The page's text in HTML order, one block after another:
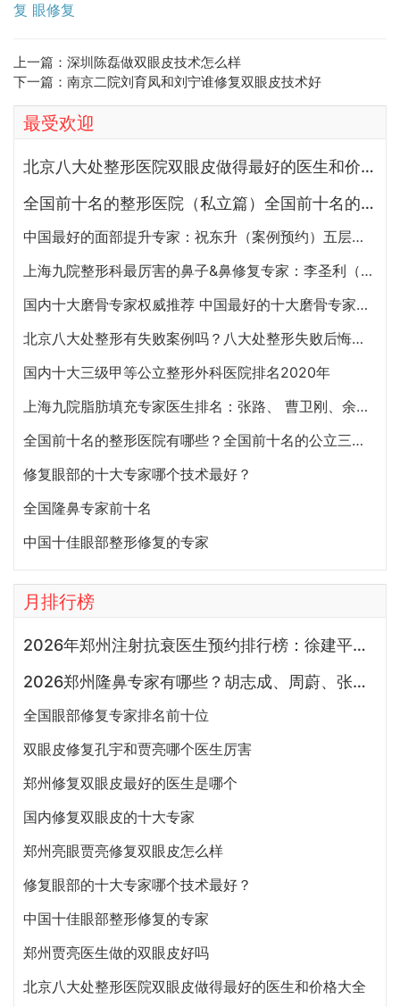
复 眼修复
上一篇： 深圳陈磊做双眼皮技术怎么样
下一篇： 南京二院刘育凤和刘宁谁修复双眼皮技术好
最受欢迎
北京八大处整形医院双眼皮做得最好的医生和价格大全
全国前十名的整形医院（私立篇）全国前十名的私立整形医院排名大全
中国最好的面部提升专家：祝东升（案例预约）五层面部提升怎么样？
上海九院整形科最厉害的鼻子&鼻修复专家：李圣利（简介、案例、预约）
国内十大磨骨专家权威推荐 中国最好的十大磨骨专家排名
北京八大处整形有失败案例吗？八大处整形失败后悔怎么办？怎么投诉？
国内十大三级甲等公立整形外科医院排名2020年
上海九院脂肪填充专家医生排名：张路、 曹卫刚、余力（简介、案例、预约）
全国前十名的整形医院有哪些？全国前十名的公立三甲整形医院排名大全
修复眼部的十大专家哪个技术最好？
全国隆鼻专家前十名
中国十佳眼部整形修复的专家
月排行榜
2026年郑州注射抗衰医生预约排行榜：徐建平、张歌、赵永华、张婉霞、王妍芝、唐喜、李娟、朱怡梦哪个好？
2026郑州隆鼻专家有哪些？胡志成、周蔚、张海洋、王启立、张鹏、李冰谁做鼻子更好？
全国眼部修复专家排名前十位
双眼皮修复孔宇和贾亮哪个医生厉害
郑州修复双眼皮最好的医生是哪个
国内修复双眼皮的十大专家
郑州亮眼贾亮修复双眼皮怎么样
修复眼部的十大专家哪个技术最好？
中国十佳眼部整形修复的专家
郑州贾亮医生做的双眼皮好吗
北京八大处整形医院双眼皮做得最好的医生和价格大全